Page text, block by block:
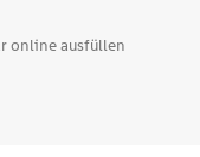
online ausfüllen